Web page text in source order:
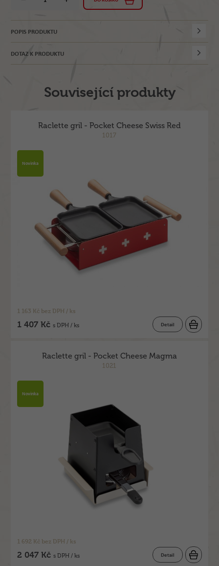
POPIS PRODUKTU
DOTAZ K PRODUKTU
Související produkty
Raclette gril - Pocket Cheese Swiss Red
1017
Novinka
1 163 Kč bez DPH / ks
1 407 Kčs DPH / ks Detail
Raclette gril - Pocket Cheese Magma
1021
Novinka
1 692 Kč bez DPH / ks
2 047 Kčs DPH / ks Detail